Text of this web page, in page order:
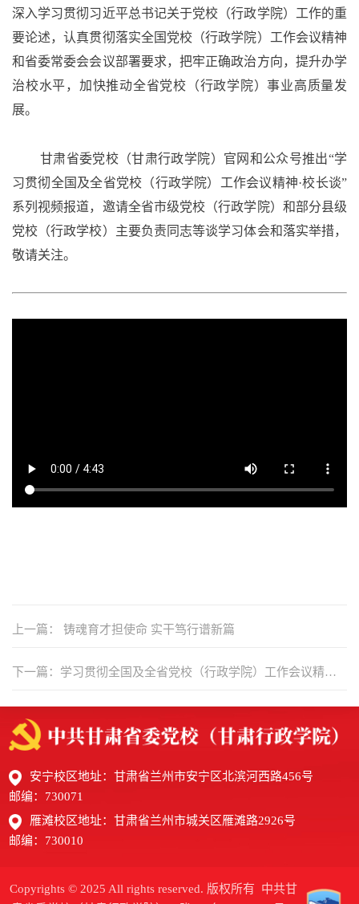
深入学习贯彻习近平总书记关于党校（行政学院）工作的重
要论述，认真贯彻落实全国党校（行政学院）工作会议精神
和省委常委会会议部署要求，把牢正确政治方向，提升办学
治校水平，加快推动全省党校（行政学院）事业高质量发
展。
甘肃省委党校（甘肃行政学院）官网和公众号推出“学
习贯彻全国及全省党校（行政学院）工作会议精神·校长谈”
系列视频报道，邀请全省市级党校（行政学院）和部分县级
党校（行政学校）主要负责同志等谈学习体会和落实举措，
敬请关注。
上一篇： 铸魂育才担使命 实干笃行谱新篇
下一篇：学习贯彻全国及全省党校（行政学院）工作会议精神·
长郭力逢谈落实举措
安宁校区地址：甘肃省兰州市安宁区北滨河西路456号
邮编：730071
雁滩校区地址：甘肃省兰州市城关区雁滩路2926号
邮编：730010
Copyrights © 2025 All rights reserved. 版权所有 中共甘